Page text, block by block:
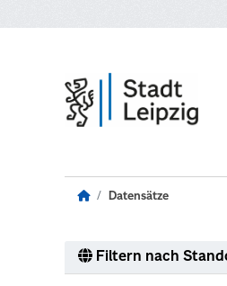
Datensätze
Filtern nach